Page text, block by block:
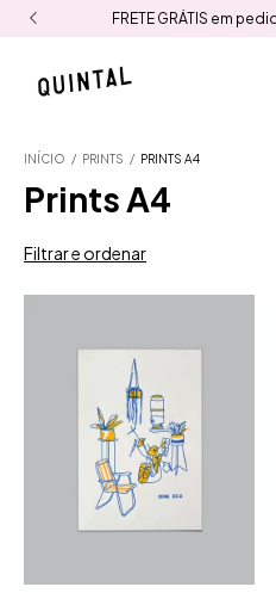
Envios para
INÍCIO / PRINTS / PRINTS A4
Prints A4
Filtrar e ordenar